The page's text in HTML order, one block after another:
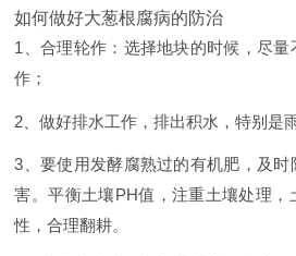
如何做好大葱根腐病的防治
1、合理轮作：选择地块的时候，尽
作；
2、做好排水工作，排出积水，特别是
3、要使用发酵腐熟过的有机肥，及
害。平衡土壤PH值，注重土壤处理
性，合理翻耕。